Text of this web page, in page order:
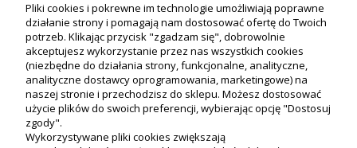
Pliki cookies i pokrewne im technologie umożliwiają poprawne
działanie strony i pomagają nam dostosować ofertę do Twoich
potrzeb. Klikając przycisk "zgadzam się", dobrowolnie
akceptujesz wykorzystanie przez nas wszystkich cookies
(niezbędne do działania strony, funkcjonalne, analityczne,
analityczne dostawcy oprogramowania, marketingowe) na
naszej stronie i przechodzisz do sklepu. Możesz dostosować
użycie plików do swoich preferencji, wybierając opcję "Dostosuj
zgody".
Wykorzystywane pliki cookies zwiększają